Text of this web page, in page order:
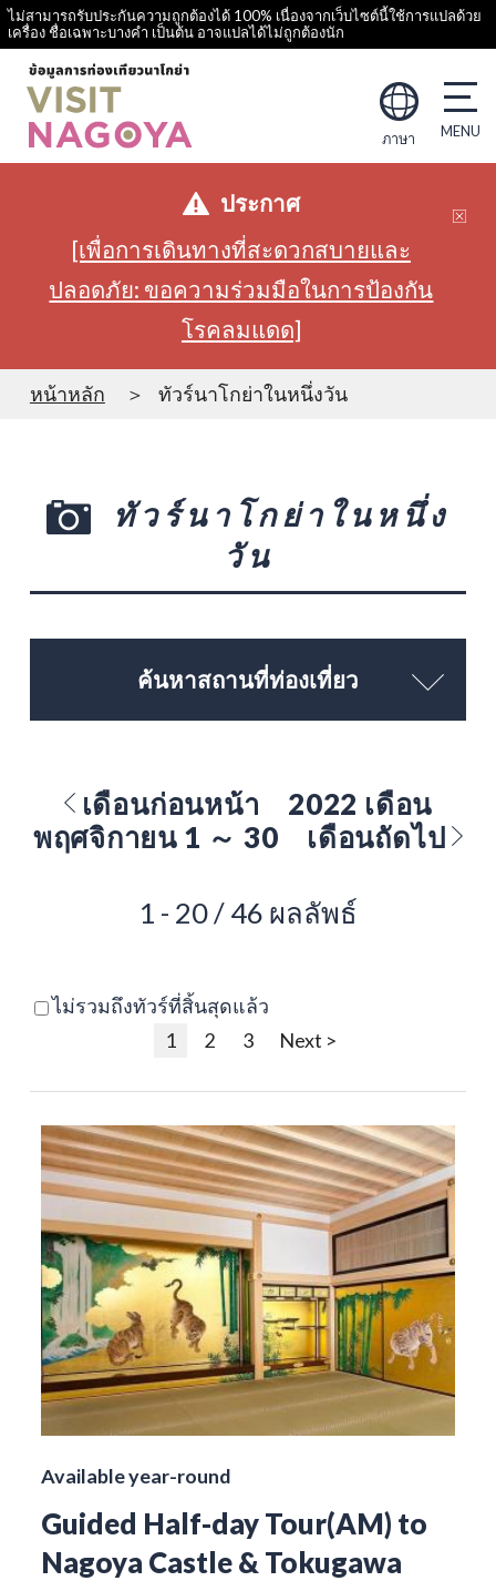
ไม่สามารถรับประกันความถูกต้องได้ 100% เนื่องจากเว็บไซต์นี้ใช้การแปลด้วย
เครื่อง ชื่อเฉพาะบางคำ เป็นต้น อาจแปลได้ไม่ถูกต้องนัก
ภาษา
ประกาศ
[เพื่อการเดินทางที่สะดวกสบายและ
ปลอดภัย: ขอความร่วมมือในการป้องกัน
โรคลมแดด]
หน้าหลัก ทัวร์นาโกย่าในหนึ่งวัน
ทัวร์นาโกย่าในหนึ่ง
วัน
ค้นหาสถานที่ท่องเที่ยว
เดือนก่อนหน้า
2022 เดือน
พฤศจิกายน 1 ～ 30
เดือนถัดไป
1 - 20 / 46 ผลลัพธ์
ไม่รวมถึงทัวร์ที่สิ้นสุดแล้ว
1
2 3 Next >
Available year-round
Guided Half-day Tour(AM) to
Nagoya Castle & Tokugawa